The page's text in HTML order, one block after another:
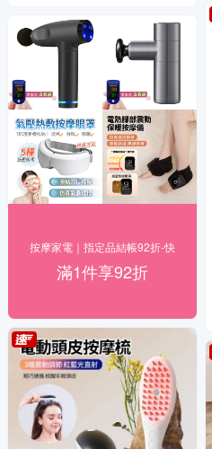
按摩家電｜指定品結帳92折-快
滿1件享92折